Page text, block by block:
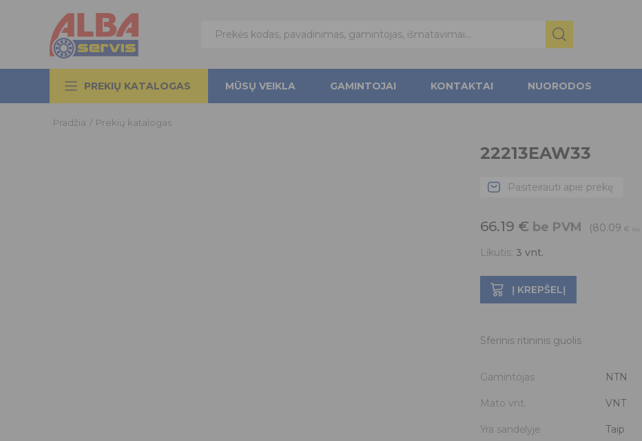
PREKIŲ KATALOGAS MŪSŲ VEIKLA GAMINTOJAI KONTAKTAI NUORODOS
Pradžia / Prekių katalogas
22213EAW33
Pasiteirauti apie prekę
66.19 € be PVM (80.09 € su
Likutis: 3 vnt.
Į KREPŠELĮ
Sferinis ritininis guolis
Gamintojas NTN
Mato vnt. VNT
Yra sandėlyje Taip